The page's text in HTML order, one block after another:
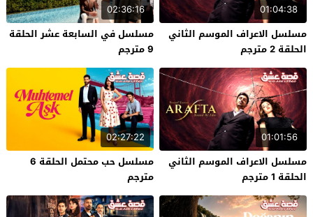
01:04:38
مسلسل الاعراف الموسم الثاني
الحلقة 2 مترجم
02:36:16
مسلسل في السابعة عشر الحلقة
9 مترجم
01:01:56
مسلسل الاعراف الموسم الثاني
الحلقة 1 مترجم
02:27:22
مسلسل حب محتمل الحلقة 6
مترجم